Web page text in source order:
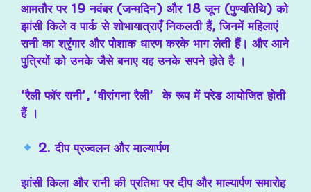
आमतौर पर 19 नवंबर (जन्मदिन) और 18 जून (पुण्यतिथि) को
झांसी किले व पार्क से शोभायात्राएँ निकलती हैं, जिनमें महिलाएं
रानी का श्रृंगार और पोशाक धारण करके भाग लेती हैं। और आने
पुत्रियों को उनके जैसे बनाए यह उनके सपने होते है ।
‘रैली फॉर रानी’, ‘वीरांगना रैली’ के रूप में परेड आयोजित होती
हैं ।
2. दीप प्रज्वलन और माल्यार्पण
झांसी किला और रानी की प्रतिमा पर दीप और माल्यार्पण समारोह